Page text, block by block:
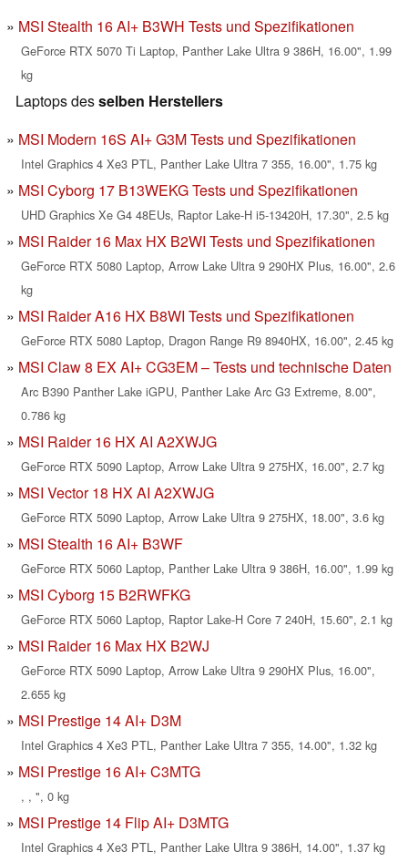
MSI Stealth 16 AI+ B3WH Tests und Spezifikationen
GeForce RTX 5070 Ti Laptop, Panther Lake Ultra 9 386H, 16.00", 1.99
kg
Laptops desselben Herstellers
MSI Modern 16S AI+ G3M Tests und Spezifikationen
Intel Graphics 4 Xe3 PTL, Panther Lake Ultra 7 355, 16.00", 1.75 kg
MSI Cyborg 17 B13WEKG Tests und Spezifikationen
UHD Graphics Xe G4 48EUs, Raptor Lake-H i5-13420H, 17.30", 2.5 kg
MSI Raider 16 Max HX B2WI Tests und Spezifikationen
GeForce RTX 5080 Laptop, Arrow Lake Ultra 9 290HX Plus, 16.00", 2.6
kg
MSI Raider A16 HX B8WI Tests und Spezifikationen
GeForce RTX 5080 Laptop, Dragon Range R9 8940HX, 16.00", 2.45 kg
MSI Claw 8 EX AI+ CG3EM – Tests und technische Daten
Arc B390 Panther Lake iGPU, Panther Lake Arc G3 Extreme, 8.00",
0.786 kg
MSI Raider 16 HX AI A2XWJG
GeForce RTX 5090 Laptop, Arrow Lake Ultra 9 275HX, 16.00", 2.7 kg
MSI Vector 18 HX AI A2XWJG
GeForce RTX 5090 Laptop, Arrow Lake Ultra 9 275HX, 18.00", 3.6 kg
MSI Stealth 16 AI+ B3WF
GeForce RTX 5060 Laptop, Panther Lake Ultra 9 386H, 16.00", 1.99 kg
MSI Cyborg 15 B2RWFKG
GeForce RTX 5060 Laptop, Raptor Lake-H Core 7 240H, 15.60", 2.1 kg
MSI Raider 16 Max HX B2WJ
GeForce RTX 5090 Laptop, Arrow Lake Ultra 9 290HX Plus, 16.00",
2.655 kg
MSI Prestige 14 AI+ D3M
Intel Graphics 4 Xe3 PTL, Panther Lake Ultra 7 355, 14.00", 1.32 kg
MSI Prestige 16 AI+ C3MTG
, , ", 0 kg
MSI Prestige 14 Flip AI+ D3MTG
Intel Graphics 4 Xe3 PTL, Panther Lake Ultra 9 386H, 14.00", 1.37 kg